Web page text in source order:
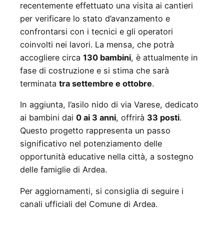
recentemente effettuato una visita ai cantieri
per verificare lo stato d’avanzamento e
confrontarsi con i tecnici e gli operatori
coinvolti nei lavori. La mensa, che potrà
accogliere circa 130 bambini, è attualmente in
fase di costruzione e si stima che sarà
terminata tra settembre e ottobre.
In aggiunta, l’asilo nido di via Varese, dedicato
ai bambini dai 0 ai 3 anni, offrirà 33 posti.
Questo progetto rappresenta un passo
significativo nel potenziamento delle
opportunità educative nella città, a sostegno
delle famiglie di Ardea.
Per aggiornamenti, si consiglia di seguire i
canali ufficiali del Comune di Ardea.